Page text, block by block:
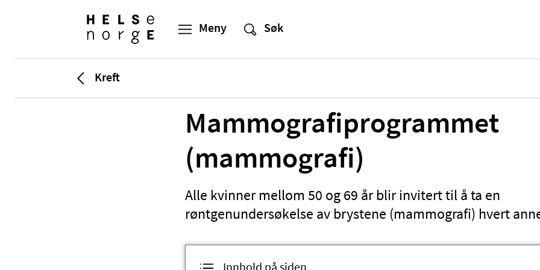
Kreft
Mammografiprogrammet
(mammografi)
Alle kvinner mellom 50 og 69 år blir invitert til å ta en
røntgenundersøkelse av brystene (mammografi) hvert